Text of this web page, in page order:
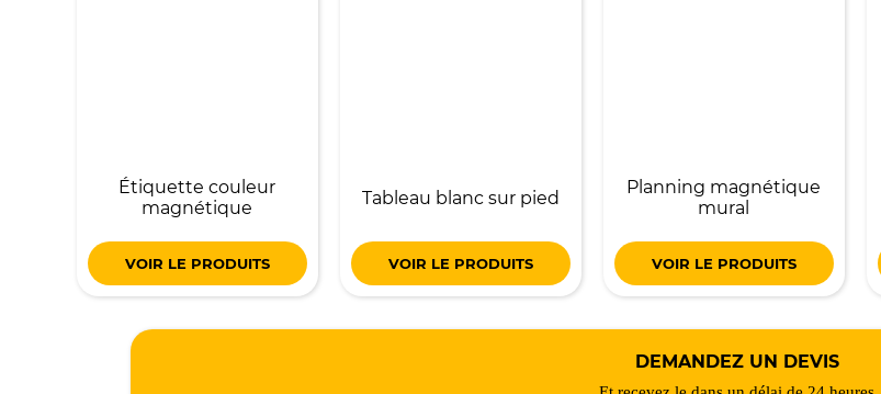
Étiquette couleur
magnétique
VOIR LE PRODUITS
Tableau blanc sur pied
VOIR LE PRODUITS
Planning magnétique
mural
VOIR LE PRODUITS
DEMANDEZ UN DEVIS